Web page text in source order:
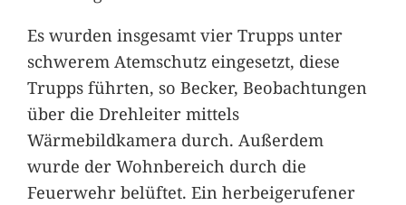
Es wurden insgesamt vier Trupps unter
schwerem Atemschutz eingesetzt, diese
Trupps führten, so Becker, Beobachtungen
über die Drehleiter mittels
Wärmebildkamera durch. Außerdem
wurde der Wohnbereich durch die
Feuerwehr belüftet. Ein herbeigerufener